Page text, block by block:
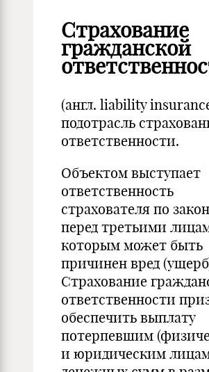
Страхование
гражданской
(англ. liability
подотрасль
ответственности.
Объектом выступает
ответственность
страхователя по
перед третьими
которым может быть
причинен вред
Страхование
ответственности
обеспечить выплату
потерпевшим
и юридическим